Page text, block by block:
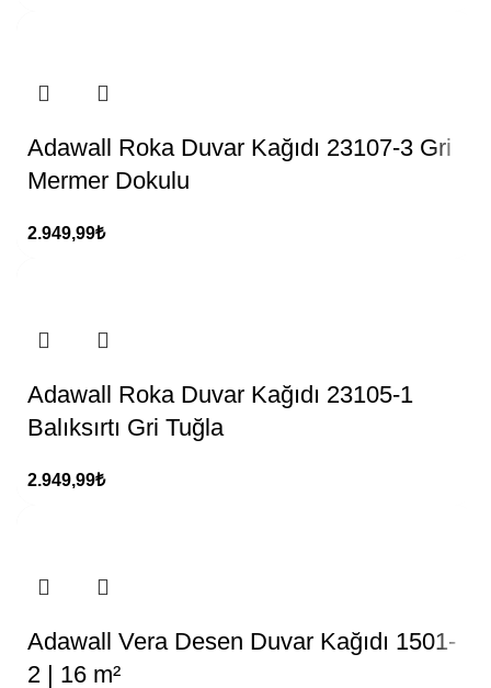
Adawall Roka Duvar Kağıdı 23107-3 Gri
Mermer Dokulu
2.949,99₺
Adawall Roka Duvar Kağıdı 23105-1
Balıksırtı Gri Tuğla
2.949,99₺
Adawall Vera Desen Duvar Kağıdı 1501-
2 | 16 m²